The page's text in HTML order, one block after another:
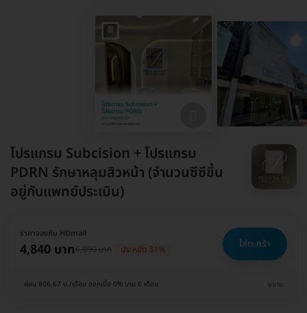
โปรแกรม Subcision + โปรแกรม
PDRN รักษาหลุมสิวหน้า (จำนวนซีซีขึ้น
อยู่กับแพทย์ประเมิน)
ราคาจองกับ HDmall
4,840 บาท6,990 บาท ประหยัด 31% ใส่ตะกร้า
ผ่อน 806.67 บ./เดือน ดอกเบี้ย 0% นาน 6 เดือน ขยาย